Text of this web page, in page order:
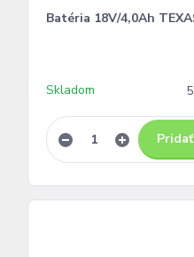
Batéria 18V/4,0Ah
Skladom